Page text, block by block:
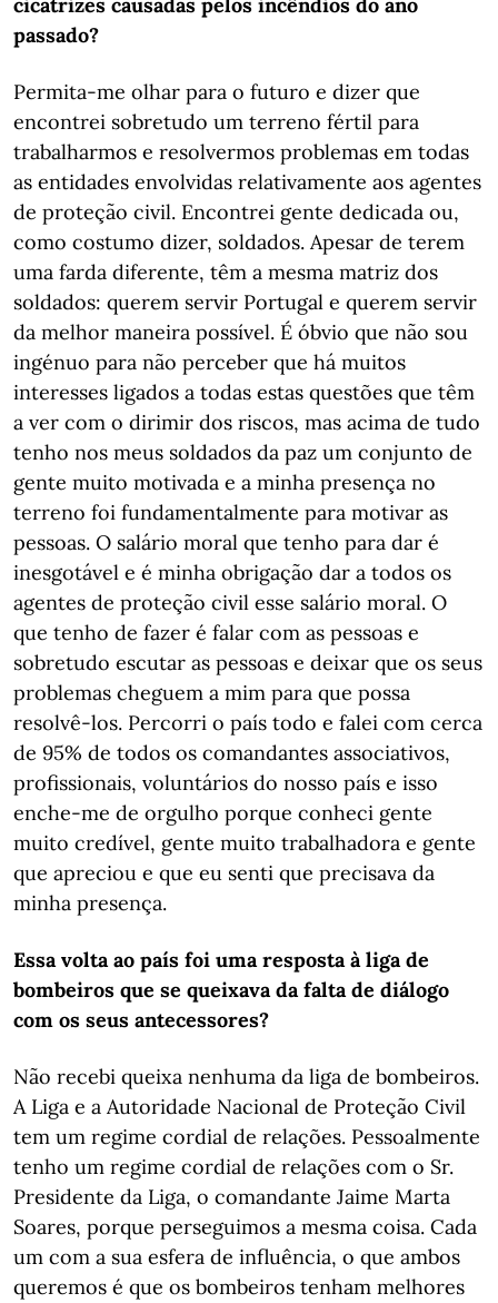
passado?
Permita-me olhar para o futuro e dizer que
encontrei sobretudo um terreno fértil para
trabalharmos e resolvermos problemas em todas
as entidades envolvidas relativamente aos agentes
de proteção civil. Encontrei gente dedicada ou,
como costumo dizer, soldados. Apesar de terem
uma farda diferente, têm a mesma matriz dos
soldados: querem servir Portugal e querem servir
da melhor maneira possível. É óbvio que não sou
ingénuo para não perceber que há muitos
interesses ligados a todas estas questões que têm
a ver com o dirimir dos riscos, mas acima de tudo
tenho nos meus soldados da paz um conjunto de
gente muito motivada e a minha presença no
terreno foi fundamentalmente para motivar as
pessoas. O salário moral que tenho para dar é
inesgotável e é minha obrigação dar a todos os
agentes de proteção civil esse salário moral. O
que tenho de fazer é falar com as pessoas e
sobretudo escutar as pessoas e deixar que os seus
problemas cheguem a mim para que possa
resolvê-los. Percorri o país todo e falei com cerca
de 95% de todos os comandantes associativos,
profissionais, voluntários do nosso país e isso
enche-me de orgulho porque conheci gente
muito credível, gente muito trabalhadora e gente
que apreciou e que eu senti que precisava da
minha presença.
Essa volta ao país foi uma resposta à liga de
bombeiros que se queixava da falta de diálogo
com os seus antecessores?
Não recebi queixa nenhuma da liga de bombeiros.
A Liga e a Autoridade Nacional de Proteção Civil
tem um regime cordial de relações. Pessoalmente
tenho um regime cordial de relações com o Sr.
Presidente da Liga, o comandante Jaime Marta
Soares, porque perseguimos a mesma coisa. Cada
um com a sua esfera de influência, o que ambos
queremos é que os bombeiros tenham melhores